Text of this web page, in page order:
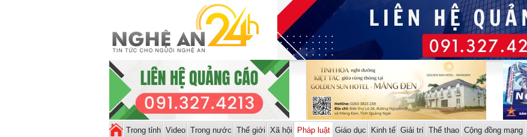
Trong tỉnh Video Trong nước Thế giới Xã hội Pháp luật Giáo dục Kinh tế Giải trí Thể thao Cộng đồng mạng